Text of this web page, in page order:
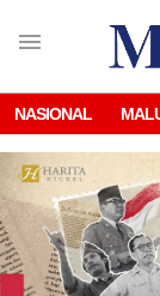
NASIONAL